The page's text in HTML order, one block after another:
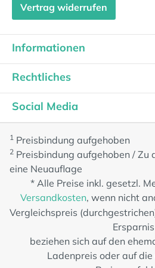
Vertrag widerrufen
Informationen
Rechtliches
Social Media
1 Preisbindung aufgehoben
2 Preisbindung aufgehoben / Zu
eine Neuauflage
* Alle Preise inkl. gesetzl.
Versandkosten, wenn nicht
Vergleichspreis
Ersparnis
beziehen sich auf den
Ladenpreis oder auf